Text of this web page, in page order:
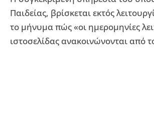
Παιδείας, βρίσκεται εκτός
το μήνυμα πώς «οι ημερομηνίες
ιστοσελίδας ανακοινώνονται από